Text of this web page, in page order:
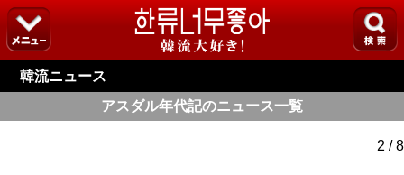
韓流ニュース
アスダル年代記のニュース一覧
2 / 8